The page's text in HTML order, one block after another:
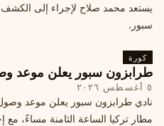
يستعد محمد صلاح لإجراء إلى الكشف
سبور.
كورة
طرابزون سبور يعلن موعد
٥ أغسطس ٢٠٢٦
نادي طرابزون سبور يعلن موعد
مطار تركيا الساعة الثامنة مساءً،